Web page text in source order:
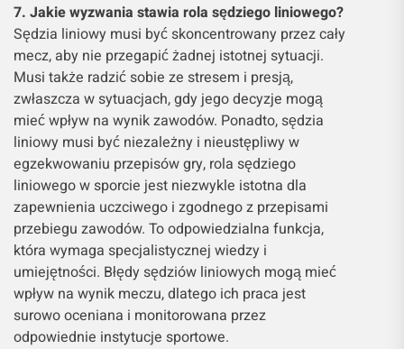
7. Jakie wyzwania stawia rola sędziego liniowego?
Sędzia liniowy musi być skoncentrowany przez cały
mecz, aby nie przegapić żadnej istotnej sytuacji.
Musi także radzić sobie ze stresem i presją,
zwłaszcza w sytuacjach, gdy jego decyzje mogą
mieć wpływ na wynik zawodów. Ponadto, sędzia
liniowy musi być niezależny i nieustępliwy w
egzekwowaniu przepisów gry, rola sędziego
liniowego w sporcie jest niezwykle istotna dla
zapewnienia uczciwego i zgodnego z przepisami
przebiegu zawodów. To odpowiedzialna funkcja,
która wymaga specjalistycznej wiedzy i
umiejętności. Błędy sędziów liniowych mogą mieć
wpływ na wynik meczu, dlatego ich praca jest
surowo oceniana i monitorowana przez
odpowiednie instytucje sportowe.